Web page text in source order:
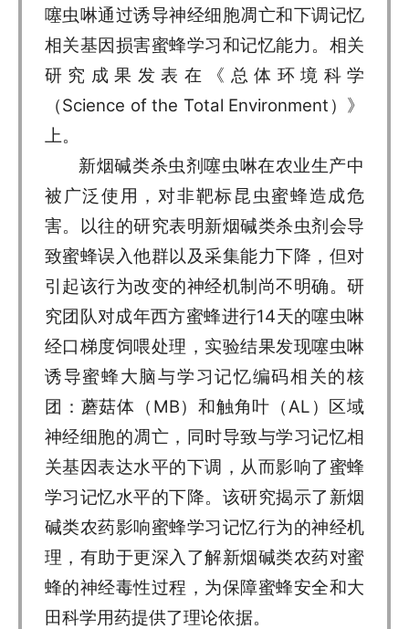
噻虫啉通过诱导神经细胞凋亡和下调记忆
相关基因损害蜜蜂学习和记忆能力。相关
研究成果发表在《总体环境科学
（Science of the Total Environment）》
上。
新烟碱类杀虫剂噻虫啉在农业生产中
被广泛使用，对非靶标昆虫蜜蜂造成危
害。以往的研究表明新烟碱类杀虫剂会导
致蜜蜂误入他群以及采集能力下降，但对
引起该行为改变的神经机制尚不明确。研
究团队对成年西方蜜蜂进行14天的噻虫啉
经口梯度饲喂处理，实验结果发现噻虫啉
诱导蜜蜂大脑与学习记忆编码相关的核
团：蘑菇体（MB）和触角叶（AL）区域
神经细胞的凋亡，同时导致与学习记忆相
关基因表达水平的下调，从而影响了蜜蜂
学习记忆水平的下降。该研究揭示了新烟
碱类农药影响蜜蜂学习记忆行为的神经机
理，有助于更深入了解新烟碱类农药对蜜
蜂的神经毒性过程，为保障蜜蜂安全和大
田科学用药提供了理论依据。